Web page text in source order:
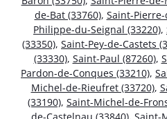
de-Bat (33760), Saint-Pierre-
Philippe-du-Seignal (33220),
(33350), Saint-Pey-de-Castets
(33330), Saint-Paul (87260),
Pardon-de-Conques (33210),
Michel-de-Rieufret (33720),
(33190), Saint-Michel-de-